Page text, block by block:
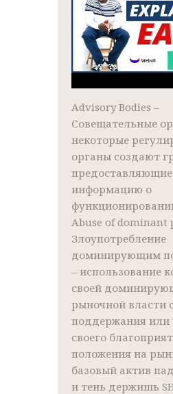
Advisory Bodies –
Совещательные
некоторые
органы создают
предоставляющие
информацию о
Abuse of dominant
Злоупотребление
доминирующим
– использование
своей
рыночной власти
поддержания или
своего
положения на
базовый актив
и тень держишь